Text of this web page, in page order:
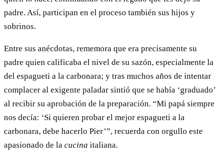
padre. Así, participan en el proceso también sus hijos y
sobrinos.
Entre sus anécdotas, rememora que era precisamente su
padre quien calificaba el nivel de su sazón, especialmente la
del espagueti a la carbonara; y tras muchos años de intentar
complacer al exigente paladar sintió que se había ‘graduado’
al recibir su aprobación de la preparación. “Mi papá siempre
nos decía: ‘Si quieren probar el mejor espagueti a la
carbonara, debe hacerlo Pier’”, recuerda con orgullo este
apasionado de la cucina italiana.